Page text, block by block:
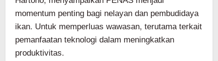
momentum penting bagi nelayan dan pembudidaya
ikan. Untuk memperluas wawasan, terutama terkait
pemanfaatan teknologi dalam meningkatkan
produktivitas.